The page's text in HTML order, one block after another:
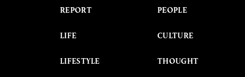
REPORT
LIFE
LIFESTYLE
PEOPLE
CULTURE
THOUGHT